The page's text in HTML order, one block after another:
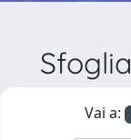
Vai a: